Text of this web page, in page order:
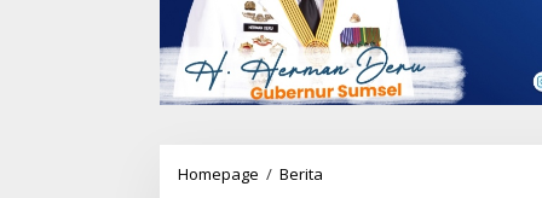
Homepage / Berita